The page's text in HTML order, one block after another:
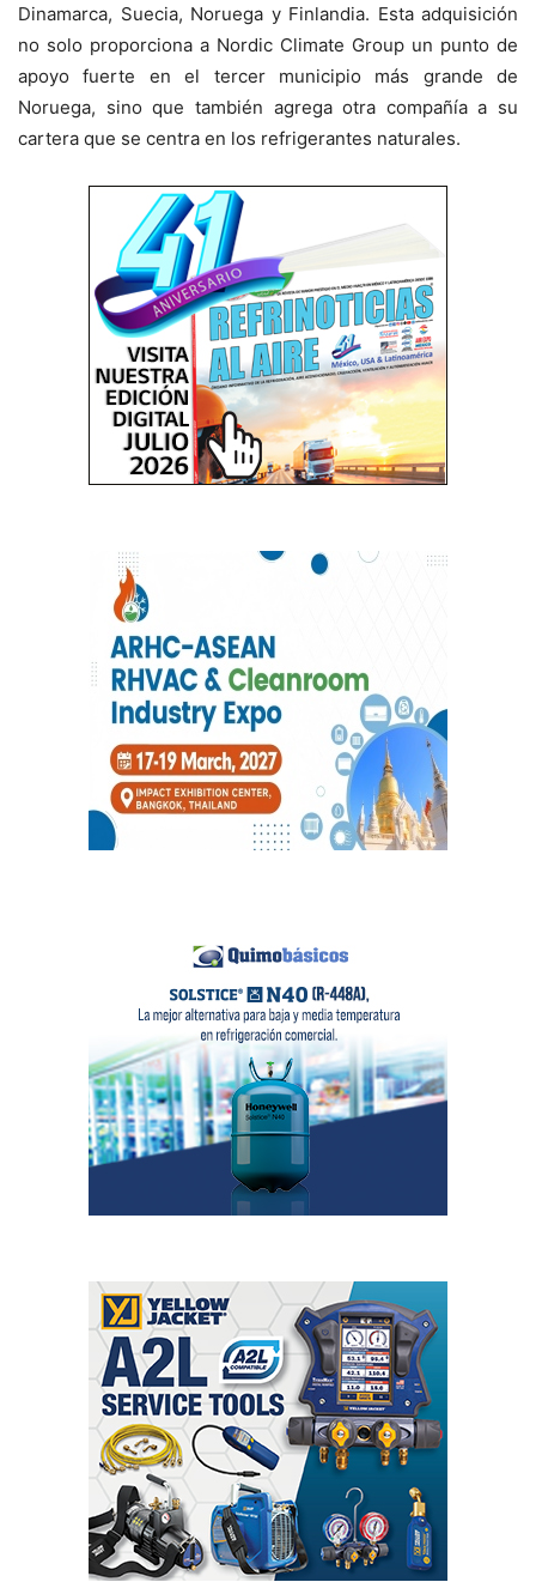
Dinamarca, Suecia, Noruega y Finlandia. Esta adquisición
no solo proporciona a Nordic Climate Group un punto de
apoyo fuerte en el tercer municipio más grande de
Noruega, sino que también agrega otra compañía a su
cartera que se centra en los refrigerantes naturales.